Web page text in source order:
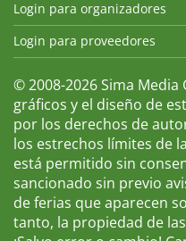
Login para organizadores
Login para proveedores
© 2008-2026 Sima
gráficos y el diseño de
por los derechos de
los estrechos límites de
está permitido sin
sancionado sin previo
de ferias que aparecen
tanto, la propiedad de